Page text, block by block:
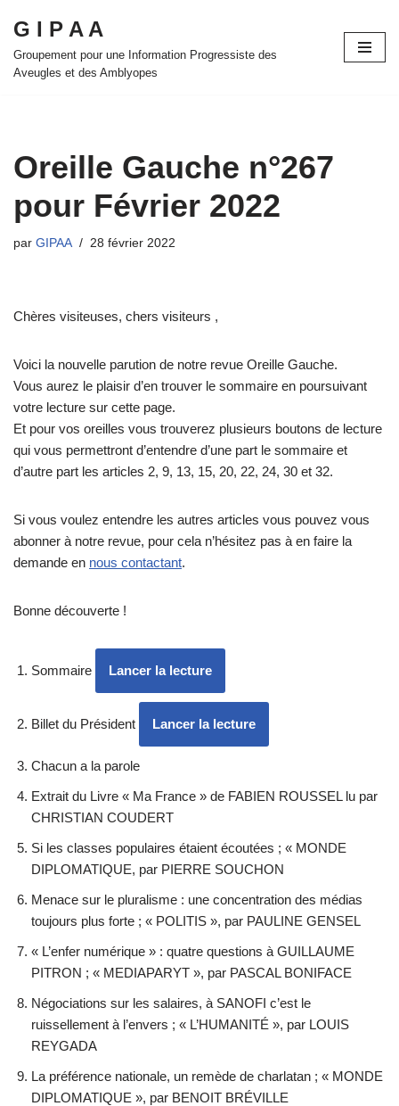
Aller
au
G I P A A
Groupement pour une Information Progressiste des
Aveugles et des Amblyopes
Oreille Gauche n°267
pour Février 2022
par GIPAA 28 février 2022
Chères visiteuses, chers visiteurs ,
Voici la nouvelle parution de notre revue Oreille Gauche.
Vous aurez le plaisir d’en trouver le sommaire en poursuivant
votre lecture sur cette page.
Et pour vos oreilles vous trouverez plusieurs boutons de lecture
qui vous permettront d’entendre d’une part le sommaire et
d’autre part les articles 2, 9, 13, 15, 20, 22, 24, 30 et 32.
Si vous voulez entendre les autres articles vous pouvez vous
abonner à notre revue, pour cela n’hésitez pas à en faire la
demande en nous contactant.
Bonne découverte !
Sommaire Lancer la lecture
Billet du Président Lancer la lecture
Chacun a la parole
Extrait du Livre « Ma France » de FABIEN ROUSSEL lu par
CHRISTIAN COUDERT
Si les classes populaires étaient écoutées ; « MONDE
DIPLOMATIQUE, par PIERRE SOUCHON
Menace sur le pluralisme : une concentration des médias
toujours plus forte ; « POLITIS », par PAULINE GENSEL
« L’enfer numérique » : quatre questions à GUILLAUME
PITRON ; « MEDIAPARYT », par PASCAL BONIFACE
Négociations sur les salaires, à SANOFI c’est le
ruissellement à l’envers ; « L’HUMANITÉ », par LOUIS
REYGADA
La préférence nationale, un remède de charlatan ; « MONDE
DIPLOMATIQUE », par BENOIT BRÉVILLE